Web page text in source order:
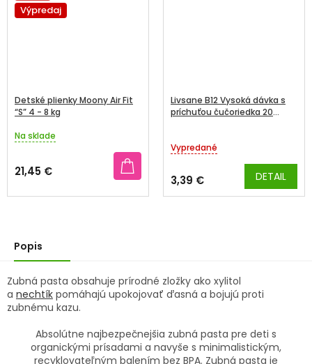
Výpredaj
Detské plienky Moony Air Fit
“S” 4 - 8 kg
Priemerné
produktu
je
Na sklade
21,45 €
Livsane B12 Vysoká dávka s
príchuťou čučoriedka 20
Vypredané
3,39 € DETAIL
Popis
Zubná pasta obsahuje prírodné zložky ako xylitol
a nechtík pomáhajú upokojovať ďasná a bojujú proti
zubnému kazu.
Absolútne najbezpečnejšia zubná pasta pre deti s
organickými prísadami a navyše s minimalistickým,
recyklovateľným balením bez BPA. Zubná pasta je